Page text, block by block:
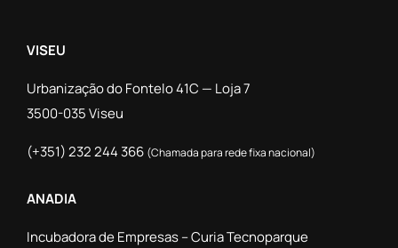
VISEU
Urbanização do Fontelo 41C — Loja 7
3500-035 Viseu
(+351) 232 244 366 (Chamada para rede fixa nacional)
ANADIA
Incubadora de Empresas – Curia Tecnoparque